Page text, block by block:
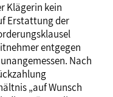
Klägerin kein
Erstattung der
entgegen
Nach
„auf Wunsch